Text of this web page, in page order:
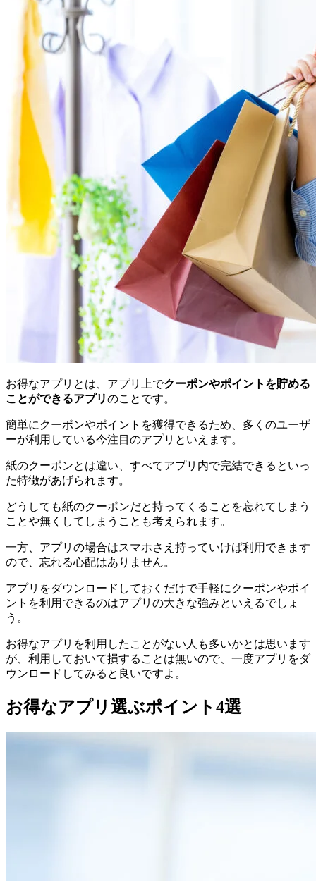
お得なアプリとは、アプリ上でクーポンやポイントを貯める
ことができるアプリのことです。
簡単にクーポンやポイントを獲得できるため、多くのユーザ
ーが利用している今注目のアプリといえます。
紙のクーポンとは違い、すべてアプリ内で完結できるといっ
た特徴があげられます。
どうしても紙のクーポンだと持ってくることを忘れてしまう
ことや無くしてしまうことも考えられます。
一方、アプリの場合はスマホさえ持っていけば利用できます
ので、忘れる心配はありません。
アプリをダウンロードしておくだけで手軽にクーポンやポイ
ントを利用できるのはアプリの大きな強みといえるでしょ
う。
お得なアプリを利用したことがない人も多いかとは思います
が、利用しておいて損することは無いので、一度アプリをダ
ウンロードしてみると良いですよ。
お得なアプリ選ぶポイント4選